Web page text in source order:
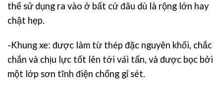
thể sử dụng ra vào ở bất cứ đâu dù là rộng lớn hay
chật hẹp.
-Khung xe: được làm từ thép đặc nguyên khối, chắc
chắn và chịu lực tốt lên tới vái tấn, và được bọc bởi
một lớp sơn tĩnh điện chống gỉ sét.